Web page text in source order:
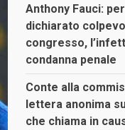
Anthony Fauci:
dichiarato
congresso,
condanna penale
Conte alla
lettera anonima
che chiama in